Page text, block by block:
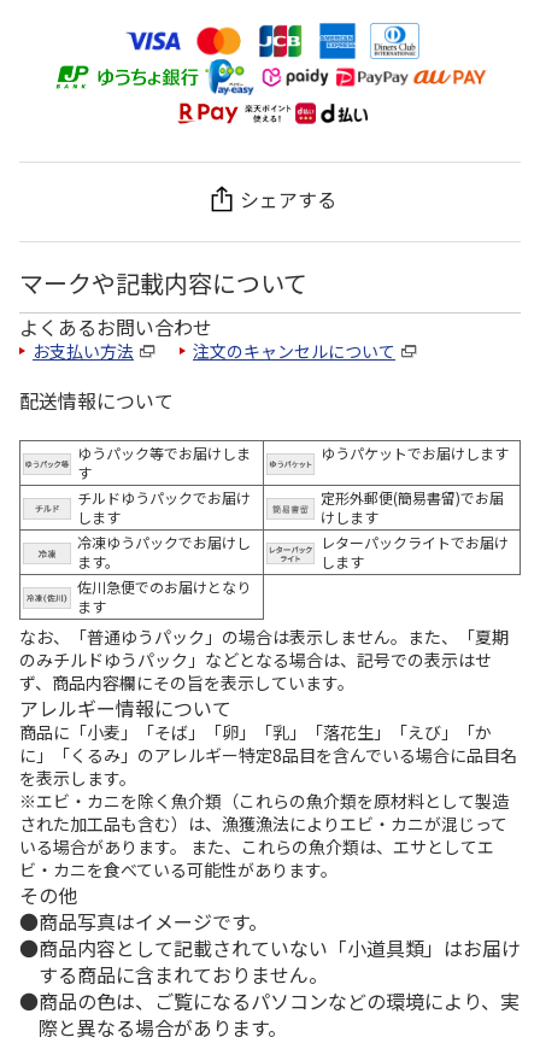
シェアする
マークや記載内容について
よくあるお問い合わせ
お支払い方法 注文のキャンセルについて
配送情報について
ゆうパック等でお届けしま
す
ゆうパケットでお届けします
チルドゆうパックでお届け
します
定形外郵便(簡易書留)でお届
けします
冷凍ゆうパックでお届けし
ます。
レターパックライトでお届け
します
佐川急便でのお届けとなり
ます
なお、「普通ゆうパック」の場合は表示しません。また、「夏期
のみチルドゆうパック」などとなる場合は、記号での表示はせ
ず、商品内容欄にその旨を表示しています。
アレルギー情報について
商品に「小麦」「そば」「卵」「乳」「落花生」「えび」「か
に」「くるみ」のアレルギー特定8品目を含んでいる場合に品目名
を表示します。
※エビ・カニを除く魚介類（これらの魚介類を原材料として製造
された加工品も含む）は、漁獲漁法によりエビ・カニが混じって
いる場合があります。 また、これらの魚介類は、エサとしてエ
ビ・カニを食べている可能性があります。
その他
商品写真はイメージです。
商品内容として記載されていない「小道具類」はお届け
する商品に含まれておりません。
商品の色は、ご覧になるパソコンなどの環境により、実
際と異なる場合があります。